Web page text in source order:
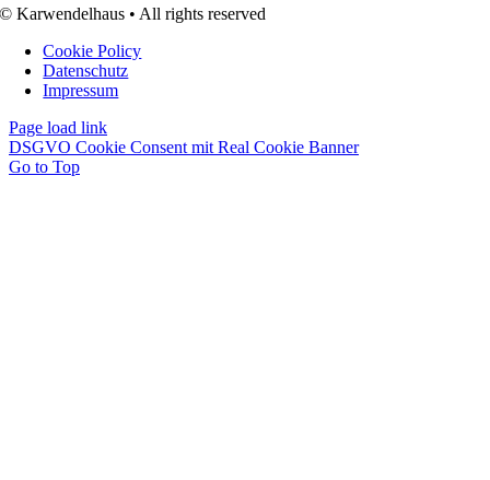
© Karwendelhaus • All rights reserved
Cookie Policy
Datenschutz
Impressum
Page load link
DSGVO Cookie Consent mit Real Cookie Banner
Go to Top